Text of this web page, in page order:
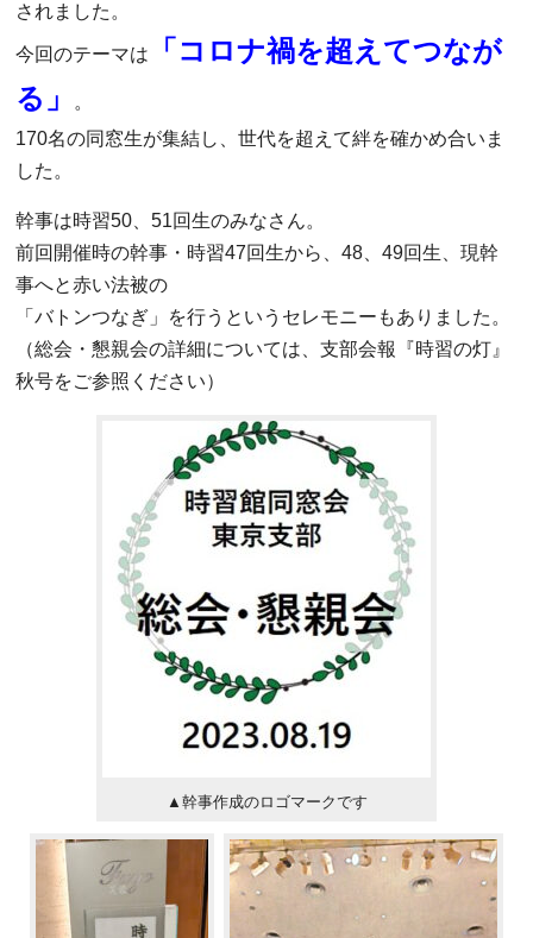
されました。
今回のテーマは
「コロナ禍を超えてつなが
る」
。
170名の同窓生が集結し、世代を超えて絆を確かめ合いま
した。
幹事は時習50、51回生のみなさん。
前回開催時の幹事・時習47回生から、48、49回生、現幹
事へと赤い法被の
「バトンつなぎ」を行うというセレモニーもありました。
（総会・懇親会の詳細については、支部会報『時習の灯』
秋号をご参照ください）
▲幹事作成のロゴマークです